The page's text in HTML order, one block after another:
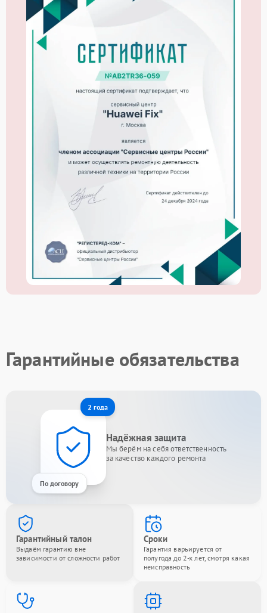
Гарантийные обязательства
2 года
По договору
Надёжная защита
Мы берём на себя ответственность
за качество каждого ремонта
Гарантийный талон
Выдаём гарантию вне
зависимости от сложности работ
Сроки
Гарантия варьируется от
полугода до 2-х лет, смотря какая
неисправность